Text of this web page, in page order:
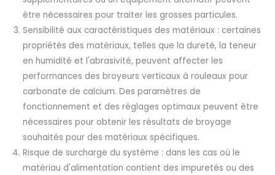
être nécessaires pour traiter les grosses particules.
Sensibilité aux caractéristiques des matériaux : certaines
propriétés des matériaux, telles que la dureté, la teneur
en humidité et l'abrasivité, peuvent affecter les
performances des broyeurs verticaux à rouleaux pour
carbonate de calcium. Des paramètres de
fonctionnement et des réglages optimaux peuvent être
nécessaires pour obtenir les résultats de broyage
souhaités pour des matériaux spécifiques.
Risque de surcharge du système : dans les cas où le
matériau d'alimentation contient des impuretés ou des